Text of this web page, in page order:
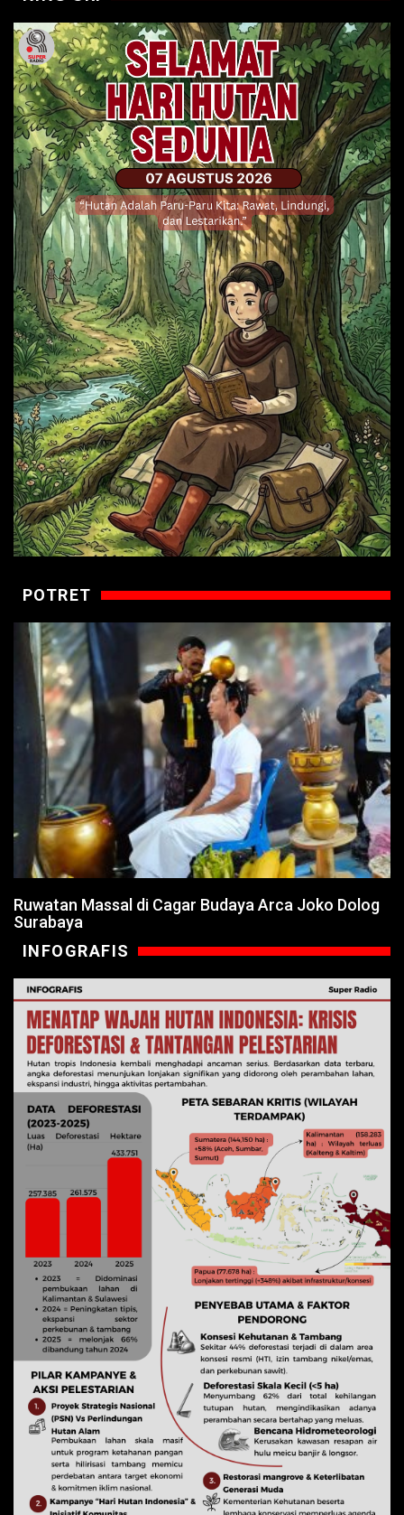
POTRET
Ruwatan Massal di Cagar Budaya Arca Joko Dolog
Surabaya
INFOGRAFIS